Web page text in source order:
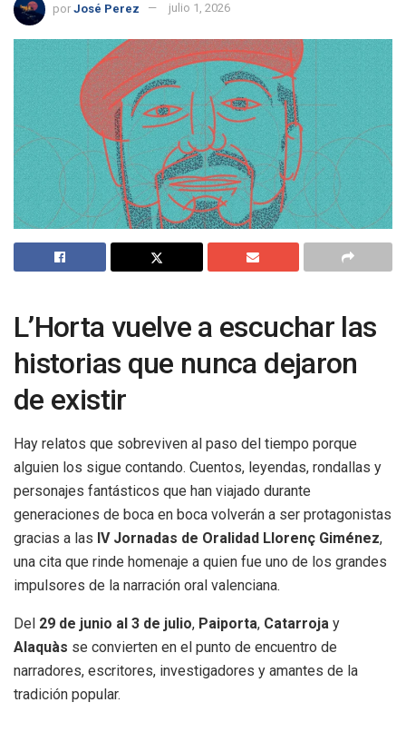
por José Perez julio 1, 2026
L’Horta vuelve a escuchar las
historias que nunca dejaron
de existir
Hay relatos que sobreviven al paso del tiempo porque
alguien los sigue contando. Cuentos, leyendas, rondallas y
personajes fantásticos que han viajado durante
generaciones de boca en boca volverán a ser protagonistas
gracias a las IV Jornadas de Oralidad Llorenç Giménez,
una cita que rinde homenaje a quien fue uno de los grandes
impulsores de la narración oral valenciana.
Del 29 de junio al 3 de julio, Paiporta, Catarroja y
Alaquàs se convierten en el punto de encuentro de
narradores, escritores, investigadores y amantes de la
tradición popular.